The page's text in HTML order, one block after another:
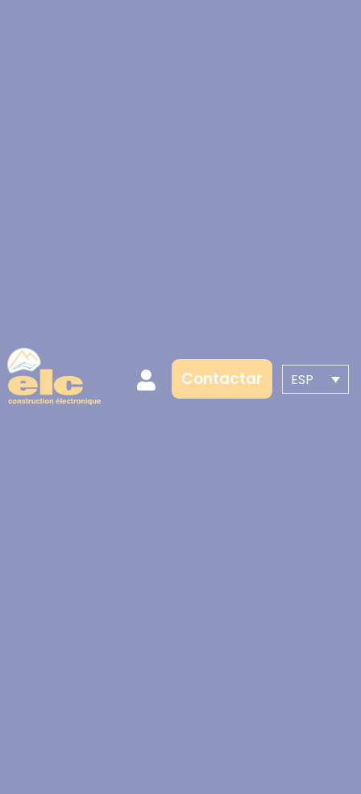
Contactar ESP